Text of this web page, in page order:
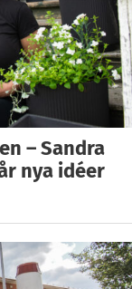
– Sandra
nya idéer